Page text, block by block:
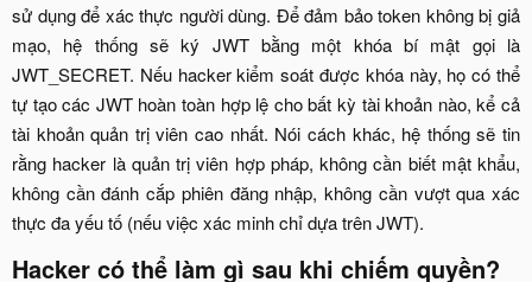
sử dụng để xác thực người dùng. Để đảm bảo token không bị giả
mạo, hệ thống sẽ ký JWT bằng một khóa bí mật gọi là
JWT_SECRET. Nếu hacker kiểm soát được khóa này, họ có thể
tự tạo các JWT hoàn toàn hợp lệ cho bất kỳ tài khoản nào, kể cả
tài khoản quản trị viên cao nhất. Nói cách khác, hệ thống sẽ tin
rằng hacker là quản trị viên hợp pháp, không cần biết mật khẩu,
không cần đánh cắp phiên đăng nhập, không cần vượt qua xác
thực đa yếu tố (nếu việc xác minh chỉ dựa trên JWT).​
Hacker có thể làm gì sau khi chiếm quyền?​